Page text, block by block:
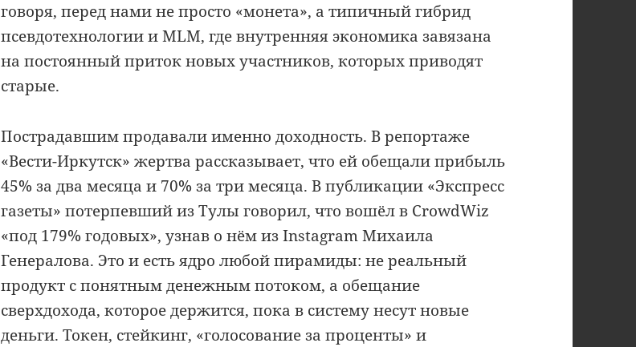
говоря, перед нами не просто «монета», а типичный гибрид
псевдотехнологии и MLM, где внутренняя экономика завязана
на постоянный приток новых участников, которых приводят
старые.
Пострадавшим продавали именно доходность. В репортаже
«Вести-Иркутск» жертва рассказывает, что ей обещали прибыль
45% за два месяца и 70% за три месяца. В публикации «Экспресс
газеты» потерпевший из Тулы говорил, что вошёл в CrowdWiz
«под 179% годовых», узнав о нём из Instagram Михаила
Генералова. Это и есть ядро любой пирамиды: не реальный
продукт с понятным денежным потоком, а обещание
сверхдохода, которое держится, пока в систему несут новые
деньги. Токен, стейкинг, «голосование за проценты» и